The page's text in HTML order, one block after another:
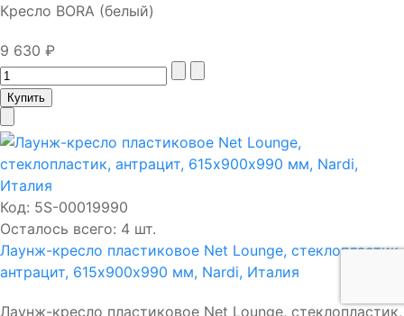
Кресло BORA (белый)
9 630 ₽
Код: 5S-00019990
Осталось всего: 4 шт.
Лаунж-кресло пластиковое Net Lounge, стеклопластик,
антрацит, 615х900х990 мм, Nardi, Италия
Лаунж-кресло пластиковое Net Lounge, стеклопластик,